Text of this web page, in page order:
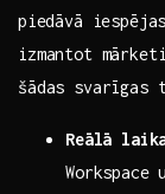
⁤piedāvā
izmantot
šādas svarīgas
Reālā‌